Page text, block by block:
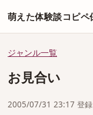
萌えた体験談コピペ
ジャンル一覧
お見合い
2005/07/31 23:17 登録